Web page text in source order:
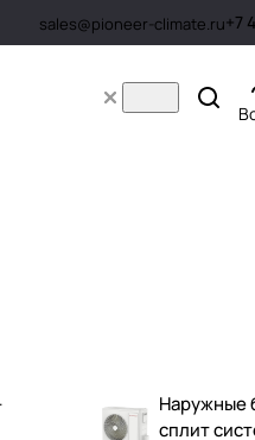
sales@pioneer-climate.ru+7
Наружные
сплит